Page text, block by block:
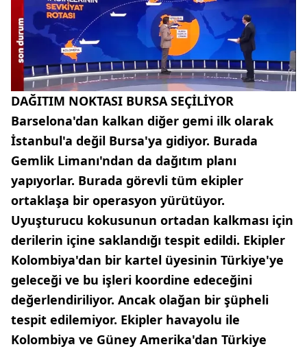
DAĞITIM NOKTASI BURSA SEÇİLİYOR
Barselona'dan kalkan diğer gemi ilk olarak
İstanbul'a değil Bursa'ya gidiyor. Burada
Gemlik Limanı'ndan da dağıtım planı
yapıyorlar. Burada görevli tüm ekipler
ortaklaşa bir operasyon yürütüyor.
Uyuşturucu kokusunun ortadan kalkması için
derilerin içine saklandığı tespit edildi. Ekipler
Kolombiya'dan bir kartel üyesinin Türkiye'ye
geleceği ve bu işleri koordine edeceğini
değerlendiriliyor. Ancak olağan bir şüpheli
tespit edilemiyor. Ekipler havayolu ile
Kolombiya ve Güney Amerika'dan Türkiye